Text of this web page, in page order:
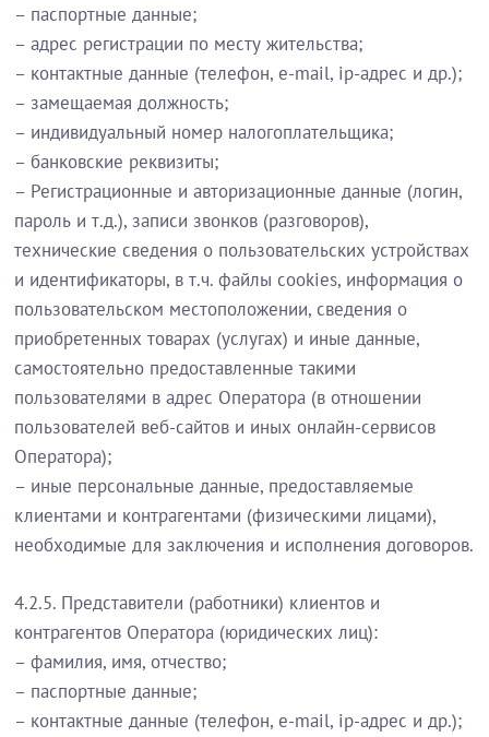
– паспортные данные;
– адрес регистрации по месту жительства;
– контактные данные (телефон, e-mail, ip-адрес и др.);
– замещаемая должность;
– индивидуальный номер налогоплательщика;
– банковские реквизиты;
– Регистрационные и авторизационные данные (логин,
пароль и т.д.), записи звонков (разговоров),
технические сведения о пользовательских устройствах
и идентификаторы, в т.ч. файлы cookies, информация о
пользовательском местоположении, сведения о
приобретенных товарах (услугах) и иные данные,
самостоятельно предоставленные такими
пользователями в адрес Оператора (в отношении
пользователей веб-сайтов и иных онлайн-сервисов
Оператора);
– иные персональные данные, предоставляемые
клиентами и контрагентами (физическими лицами),
необходимые для заключения и исполнения договоров.
4.2.5. Представители (работники) клиентов и
контрагентов Оператора (юридических лиц):
– фамилия, имя, отчество;
– паспортные данные;
– контактные данные (телефон, e-mail, ip-адрес и др.);